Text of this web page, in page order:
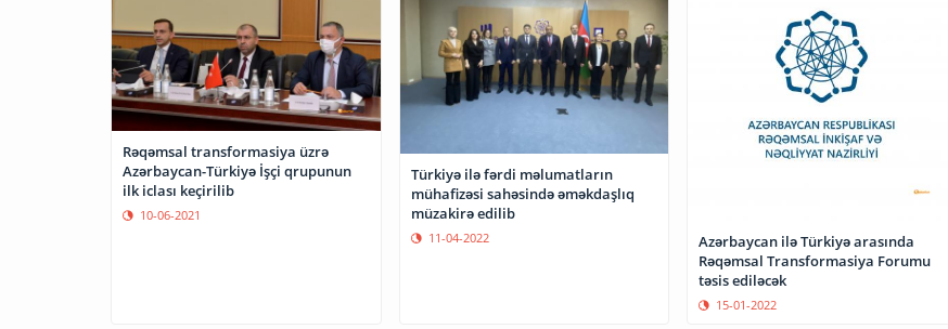
Rəqəmsal transformasiya üzrə
Azərbaycan-Türkiyə İşçi qrupunun
ilk iclası keçirilib
10-06-2021
Türkiyə ilə fərdi məlumatların
mühafizəsi sahəsində əməkdaşlıq
müzakirə edilib
11-04-2022
Azərbaycan ilə Türkiyə arasında
Rəqəmsal Transformasiya Forumu
təsis ediləcək
15-01-2022